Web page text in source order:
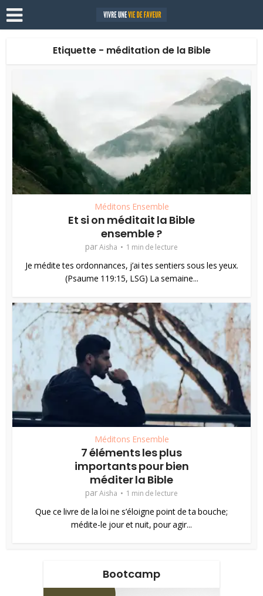
Etiquette - méditation de la Bible
Méditons Ensemble
Et si on méditait la Bible
ensemble ?
parAisha 1 min de lecture
Je médite tes ordonnances, j’ai tes sentiers sous les yeux.
(Psaume 119:15, LSG) La semaine...
Méditons Ensemble
7 éléments les plus
importants pour bien
méditer la Bible
parAisha 1 min de lecture
Que ce livre de la loi ne s’éloigne point de ta bouche;
médite-le jour et nuit, pour agir...
Bootcamp